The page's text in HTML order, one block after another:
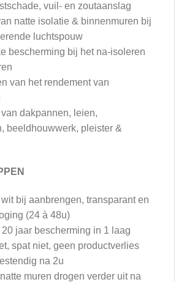
vuil- en zoutaanslag
natte isolatie & binnenmuren bij
luchtspouw
bescherming bij het na-isoleren
van het rendement van
dakpannen, leien,
beeldhouwwerk, pleister &
bij aanbrengen, transparant en
(24 à 48u)
20 jaar bescherming in 1 laag
spat niet, geen productverlies
na 2u
muren drogen verder uit na